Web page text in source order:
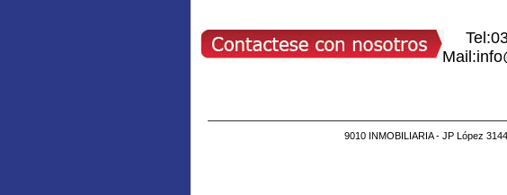
9010 INMOBILIARIA - JP López